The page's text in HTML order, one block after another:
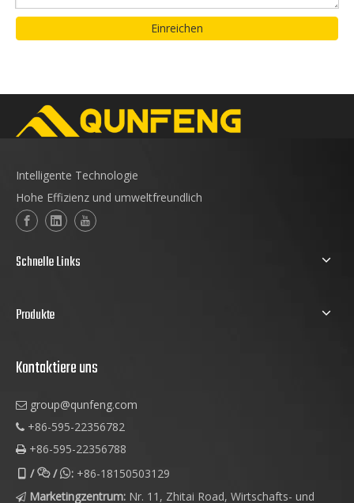
Einreichen
Intelligente Technologie
Hohe Effizienz und umweltfreundlich
Schnelle Links
Produkte
Kontaktiere uns
 group@qunfeng.com
 +86-595-22356782
 +86-595-22356788
 //: +86-18150503129
 Marketingzentrum: Nr. 11, Zhitai Road, Wirtschafts- und